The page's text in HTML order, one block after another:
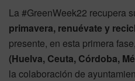
La #GreenWeek22 recupera
primavera, renuévate y
presente, en esta primera
(Huelva, Ceuta, Córdoba,
la colaboración de